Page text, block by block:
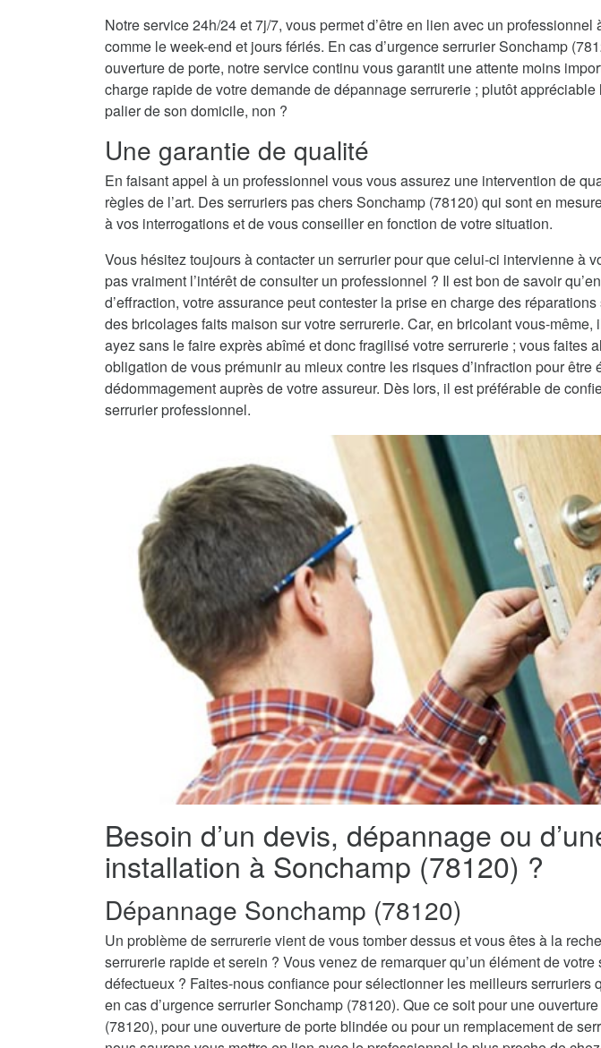
Notre service 24h/24 et 7j/7, vous permet d’être en lien avec un professionnel
comme le week-end et jours fériés. En cas d’urgence serrurier Sonchamp
ouverture de porte, notre service continu vous garantit une attente moins
charge rapide de votre demande de dépannage serrurerie ; plutôt appréciable
palier de son domicile, non ?
Une garantie de qualité
En faisant appel à un professionnel vous vous assurez une intervention de
règles de l’art. Des serruriers pas chers Sonchamp (78120) qui sont en
à vos interrogations et de vous conseiller en fonction de votre situation.
Vous hésitez toujours à contacter un serrurier pour que celui-ci intervienne à
pas vraiment l’intérêt de consulter un professionnel ? Il est bon de savoir
d’effraction, votre assurance peut contester la prise en charge des
des bricolages faits maison sur votre serrurerie. Car, en bricolant vous-
ayez sans le faire exprès abîmé et donc fragilisé votre serrurerie ; vous faites
obligation de vous prémunir au mieux contre les risques d’infraction pour être
dédommagement auprès de votre assureur. Dès lors, il est préférable de
serrurier professionnel.
Besoin d’un devis, dépannage ou
installation à Sonchamp (78120) ?
Dépannage Sonchamp (78120)
Un problème de serrurerie vient de vous tomber dessus et vous êtes à la
serrurerie rapide et serein ? Vous venez de remarquer qu’un élément de votre
défectueux ? Faites-nous confiance pour sélectionner les meilleurs serruriers
en cas d’urgence serrurier Sonchamp (78120). Que ce soit pour une
(78120), pour une ouverture de porte blindée ou pour un remplacement de